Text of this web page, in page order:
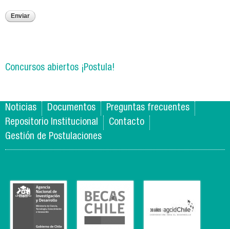
Concursos abiertos ¡Postula!
Noticias Documentos
Preguntas frecuentes
Repositorio Institucional
Contacto
Gestión de Postulaciones